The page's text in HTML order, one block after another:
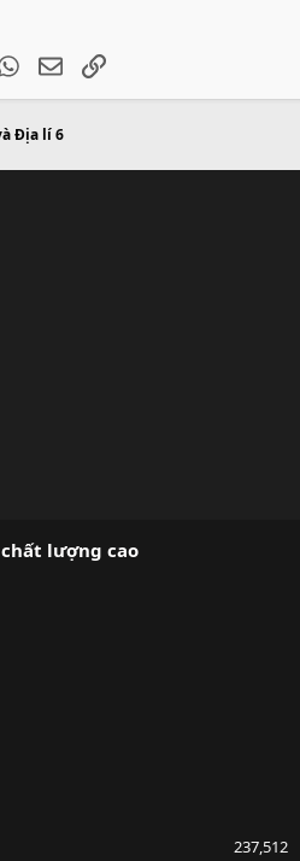
WhatsApp
EmailLink
Địa lí 6
lượng cao
237,512